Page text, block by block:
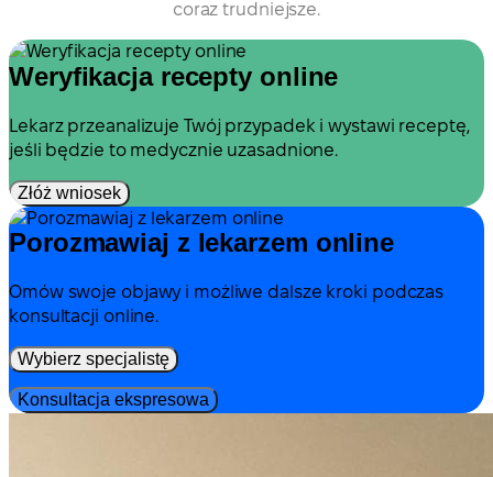
coraz trudniejsze.
Weryfikacja recepty online
Lekarz przeanalizuje Twój przypadek i wystawi receptę,
jeśli będzie to medycznie uzasadnione.
Złóż wniosek
Porozmawiaj z lekarzem online
Omów swoje objawy i możliwe dalsze kroki podczas
konsultacji online.
Wybierz specjalistę
Konsultacja ekspresowa